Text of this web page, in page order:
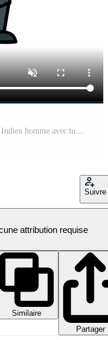
se trémousser mouvement animation de Indien homme avec turban et moderne costume Vidéo Pro
Suivre
attribution requise
Similaire
Partager